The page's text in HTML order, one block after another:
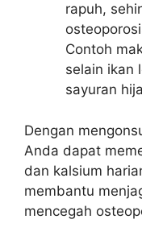
rapuh,
Contoh
selain ikan
sayuran
Dengan
Anda dapat
dan kalsium
membantu
mencegah